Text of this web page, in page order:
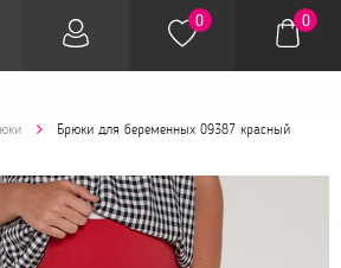
0 0
Брюки для беременных 09387 красный